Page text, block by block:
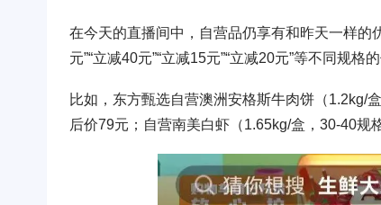
在今天的直播间中，自营品仍享有和昨天一样
元”“立减40元”“立减15元”“立减20元”等不同规格的
比如，东方甄选自营澳洲安格斯牛肉饼（1.2kg/
后价79元；自营南美白虾（1.65kg/盒，30-40规